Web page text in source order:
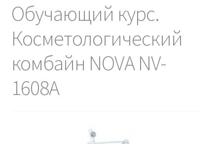
Обучающий курс.
Косметологический
комбайн NOVA NV-
1608A